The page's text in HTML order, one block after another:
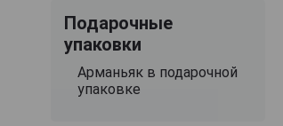
Подарочные
упаковки
Арманьяк в подарочной
упаковке